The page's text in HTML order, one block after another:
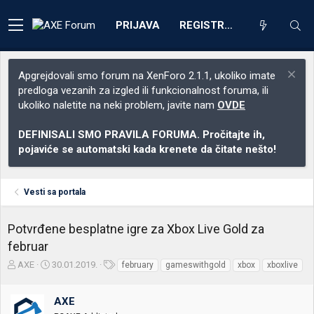
PRIJAVA REGISTRACIJA
Apgrejdovali smo forum na XenForo 2.1.1, ukoliko imate
predloga vezanih za izgled ili funkcionalnost foruma, ili
ukoliko naletite na neki problem, javite nam OVDE
DEFINISALI SMO PRAVILA FORUMA. Pročitajte ih,
pojaviće se automatski kada krenete da čitate nešto!
Vesti sa portala
Potvrđene besplatne igre za Xbox Live Gold za
februar
Z
e
AXE
D
u
30.01.2019.
Ofebruary gameswithgold xbox xboxlive
AXE